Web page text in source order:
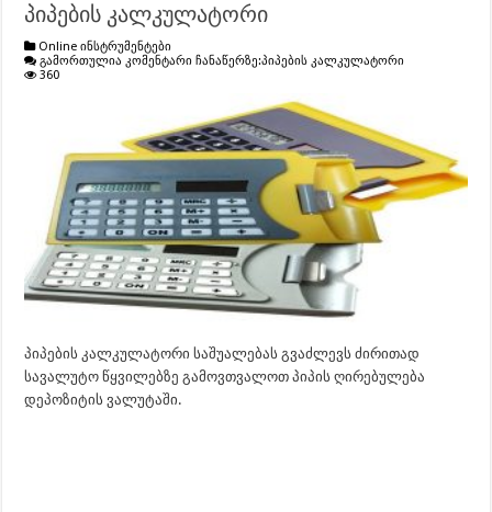
პიპების კალკულატორი
Online ინსტრუმენტები
გამორთულია კომენტარი ჩანაწერზე:პიპების კალკულატორი
360
პიპების კალკულატორი საშუალებას გვაძლევს ძირითად
სავალუტო წყვილებზე გამოვთვალოთ პიპის ღირებულება
დეპოზიტის ვალუტაში.